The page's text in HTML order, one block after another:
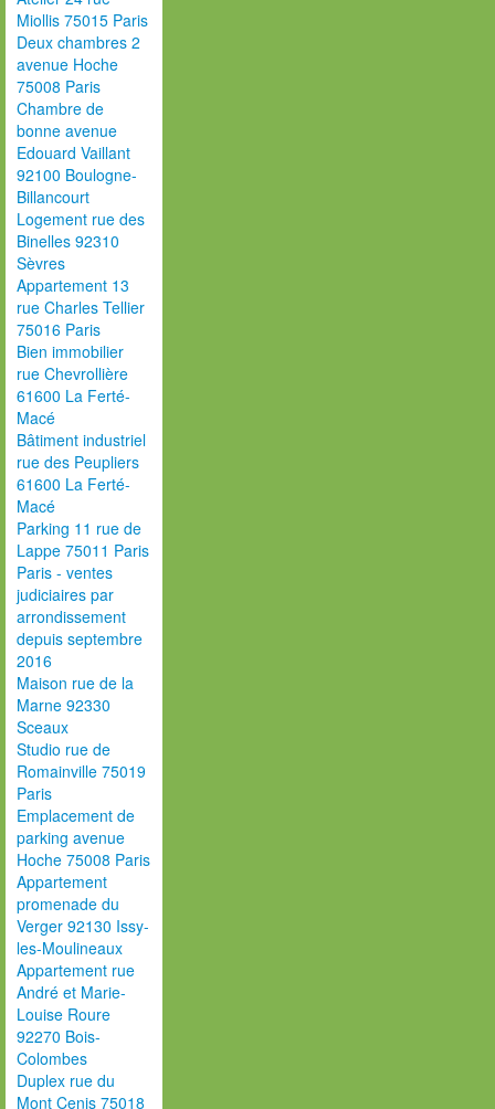
Miollis 75015 Paris
Deux chambres 2
avenue Hoche
75008 Paris
Chambre de
bonne avenue
Edouard Vaillant
92100 Boulogne-
Billancourt
Logement rue des
Binelles 92310
Sèvres
Appartement 13
rue Charles Tellier
75016 Paris
Bien immobilier
rue Chevrollière
61600 La Ferté-
Macé
Bâtiment industriel
rue des Peupliers
61600 La Ferté-
Macé
Parking 11 rue de
Lappe 75011 Paris
Paris - ventes
judiciaires par
arrondissement
depuis septembre
2016
Maison rue de la
Marne 92330
Sceaux
Studio rue de
Romainville 75019
Paris
Emplacement de
parking avenue
Hoche 75008 Paris
Appartement
promenade du
Verger 92130 Issy-
les-Moulineaux
Appartement rue
André et Marie-
Louise Roure
92270 Bois-
Colombes
Duplex rue du
Mont Cenis 75018